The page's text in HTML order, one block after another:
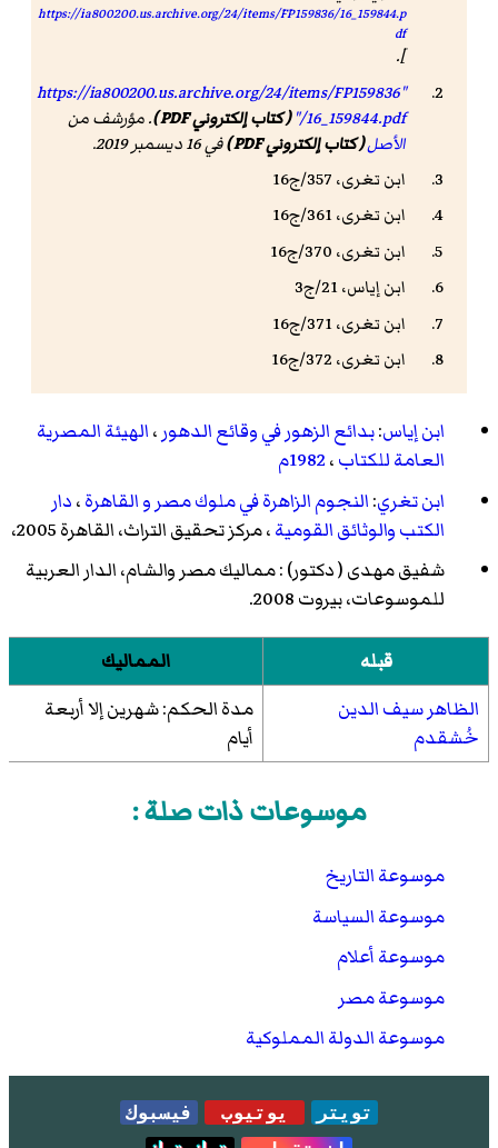
https://ia800200.us.archive.org/24/items/FP159836/16_159844.p
df
].
"https://ia800200.us.archive.org/24/items/FP159836
/16_159844.pdf" ( كتاب إلكتروني PDF )
. مؤرشف من
الأصل( كتاب إلكتروني PDF )
في 16 ديسمبر 2019.
ابن تغرى، 357/ج16
ابن تغرى، 361/ج16
ابن تغرى، 370/ج16
ابن إياس، 21/ج3
ابن تغرى، 371/ج16
ابن تغرى، 372/ج16
ابن إياس:بدائع الزهور في وقائع الدهور ،الهيئة المصرية
العامة للكتاب،1982م
ابن تغري:النجوم الزاهرة في ملوك مصر و القاهرة،دار
الكتب والوثائق القومية، مركز تحقيق التراث، القاهرة 2005،
شفيق مهدى ( دكتور) : مماليك مصر والشام، الدار العربية
للموسوعات، بيروت 2008.
قبله
المماليك
الظاهر سيف الدين
خُشقدم
مدة الحكم: شهرين إلا أربعة
أيام
موسوعات ذات صلة :
موسوعة التاريخ
موسوعة السياسة
موسوعة أعلام
موسوعة مصر
موسوعة الدولة المملوكية
تويتر يوتيوب
فيسبوك